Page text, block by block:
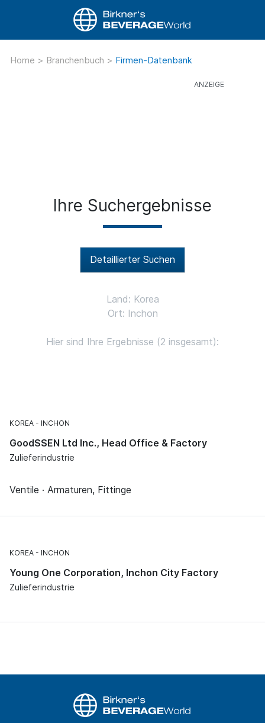
Home > Branchenbuch > Firmen-Datenbank
Ihre Suchergebnisse
Detaillierter Suchen
Land: Korea
Ort: Inchon
Hier sind Ihre Ergebnisse (2 insgesamt):
KOREA INCHON
GoodSSEN Ltd Inc., Head Office & Factory
Zulieferindustrie
Ventile · Armaturen, Fittinge
KOREA INCHON
Young One Corporation, Inchon City Factory
Zulieferindustrie